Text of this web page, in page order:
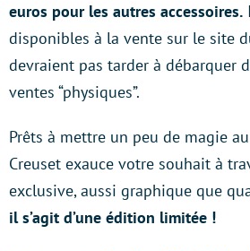
euros pour les autres accessoires.
disponibles à la vente sur le site
devraient pas tarder à débarquer
ventes “physiques”.
Prêts à mettre un peu de magie
Creuset exauce votre souhait à
exclusive, aussi graphique que
il s’agit d’une édition limitée !